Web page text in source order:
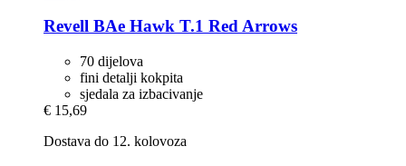
Revell BAe Hawk T.1 Red Arrows
70 dijelova
fini detalji kokpita
sjedala za izbacivanje
€ 15,69
Dostava do 12. kolovoza